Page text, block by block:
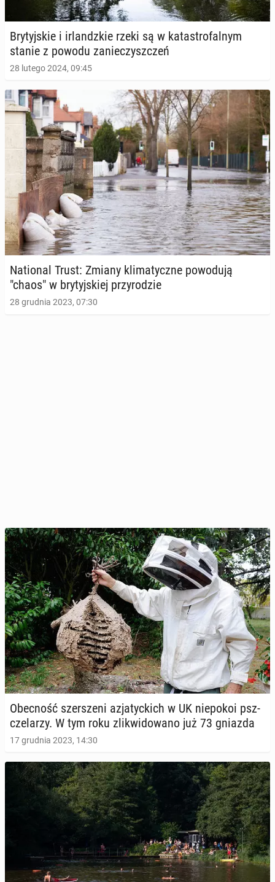
Bry­tyj­skie i ir­landz­kie rzeki są w ka­ta­stro­fal­nym
stanie z powodu za­nie­czysz­czeń
28 lutego 2024, 09:45
Na­tio­nal Trust: Zmiany kli­ma­tycz­ne po­wo­du­ją
"chaos" w bry­tyj­skiej przy­ro­dzie
28 grudnia 2023, 07:30
Obec­ność szer­sze­ni azja­tyc­kich w UK nie­po­koi psz­
cze­la­rzy. W tym roku zli­kwi­do­wa­no już 73 gniazda
17 grudnia 2023, 14:30